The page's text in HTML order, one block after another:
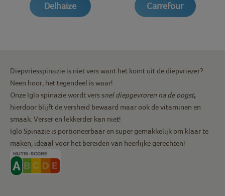
Delhaize Carrefour
Diepvriesspinazie is niet vers want het komt uit de diepvriezer?
Neen hoor, het tegendeel is waar!
Onze Iglo spinazie wordt vers snel diepgevroren na de oogst,
hierdoor blijft de versheid bewaard maar ook de vitaminen en
smaak. Verser en lekkerder kan niet!
Iglo Spinazie is portioneerbaar en super gemakkelijk om klaar te
maken, ideaal voor het bereiden van heerlijke gerechten!